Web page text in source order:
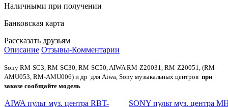
Наличными при получении
Банковская карта
Рассказать друзьям
Описание Отзывы-Комментарии
Sony RM-SC3, RM-SC30, RM-SC50, AIWA RM-Z20031, RM-Z20051, (RM-
AMU053, RM-AMU006) и др для Aiwa, Sony музыкальных центров при
заказе сообщайте модель
AIWA пульт муз. центра RBT-
SONY пульт муз. центра